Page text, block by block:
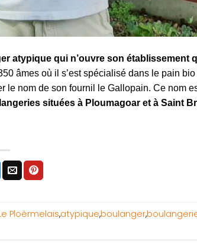
atypique qui n’ouvre son établissement
âmes où il s’est spécialisé dans le pain
le nom de son fournil le Gallopain. Ce nom
situées à Ploumagoar et à Saint
Ploërmelais,atypique,boulanger,